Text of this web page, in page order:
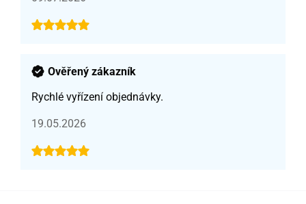
Ověřený zákazník
Rychlé vyřízení objednávky.
19.05.2026